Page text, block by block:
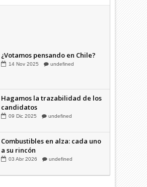
¿Votamos pensando en Chile?
14 Nov 2025 undefined
Hagamos la trazabilidad de los
candidatos
09 Dic 2025 undefined
Combustibles en alza: cada uno
a su rincón
03 Abr 2026 undefined